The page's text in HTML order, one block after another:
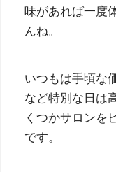
味があれば一度
んね。
いつもは手頃な
など特別な日は
くつかサロンを
です。